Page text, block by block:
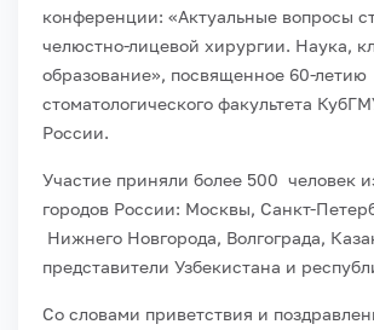
конференции: «Актуальные вопросы
челюстно-лицевой хирургии. Наука,
образование», посвященное 60-летию
стоматологического факультета
России.
Участие приняли более 500 человек
городов России: Москвы, Санкт-
Нижнего Новгорода, Волгограда,
представители Узбекистана и
Со словами приветствия и